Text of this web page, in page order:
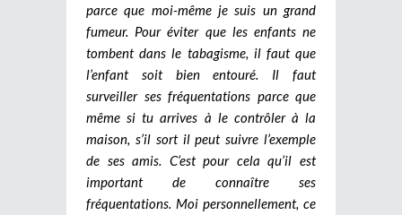
parce que moi-même je suis un grand
fumeur. Pour éviter que les enfants ne
tombent dans le tabagisme, il faut que
l’enfant soit bien entouré. Il faut
surveiller ses fréquentations parce que
même si tu arrives à le contrôler à la
maison, s’il sort il peut suivre l’exemple
de ses amis. C’est pour cela qu’il est
important de connaître ses
fréquentations. Moi personnellement, ce